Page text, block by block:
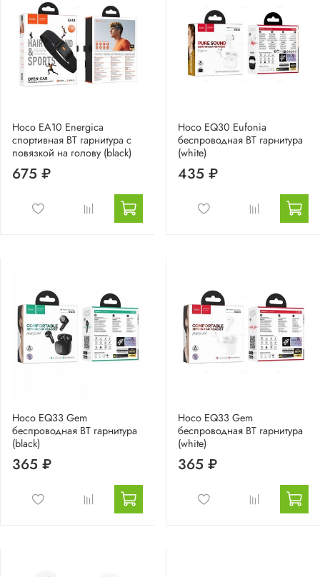
Hoco EA10 Energica
спортивная BT гарнитура с
повязкой на голову (black)
675 ₽
Hoco EQ30 Eufonia
беспроводная BT гарнитура
(white)
435 ₽
Hoco EQ33 Gem
беспроводная BT гарнитура
(black)
365 ₽
Hoco EQ33 Gem
беспроводная BT гарнитура
(white)
365 ₽